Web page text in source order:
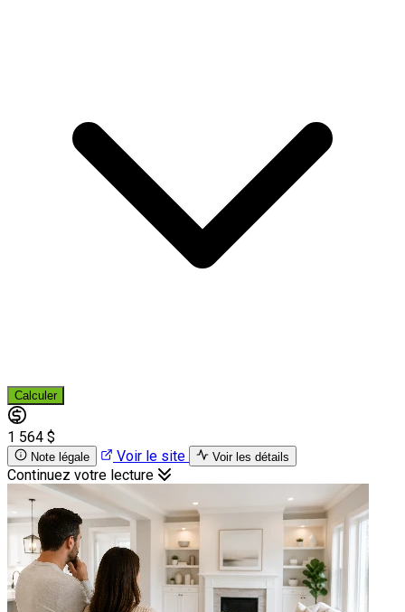
Calculer
1 564 $
Note légale Voir le site Voir les détails
Continuez votre lecture